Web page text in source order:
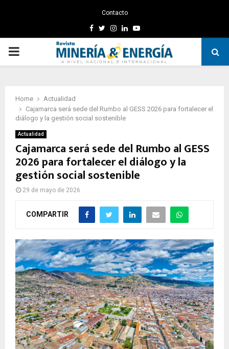
Contacto
Facebook
TwitterInstagram
LinkedinYoutube
PRIMARY
Home
Actualidad
Cajamarca será sede del Rumbo al GESS 2026 para fortalecer el
diálogo y la gestión social sostenible
Actualidad
Cajamarca será sede del Rumbo al GESS
2026 para fortalecer el diálogo y la
gestión social sostenible
29 de mayo de 2026
COMPARTIR